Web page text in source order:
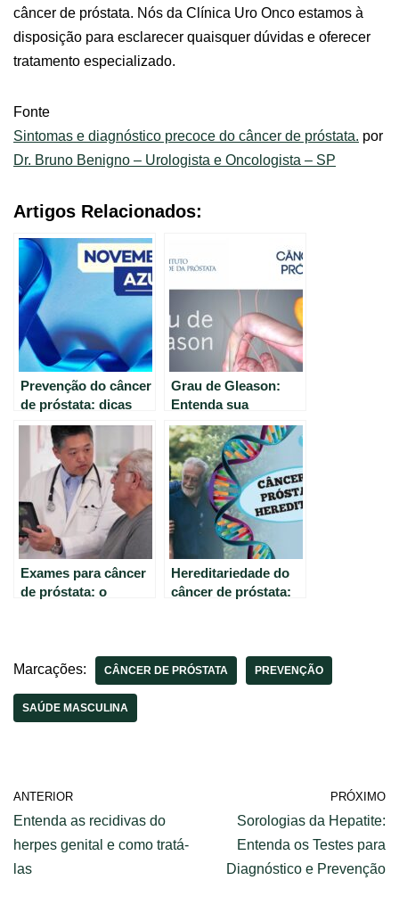
câncer de próstata. Nós da Clínica Uro Onco estamos à
disposição para esclarecer quaisquer dúvidas e oferecer
tratamento especializado.
Fonte
Sintomas e diagnóstico precoce do câncer de próstata. por
Dr. Bruno Benigno – Urologista e Oncologista – SP
Artigos Relacionados:
Prevenção do câncer
de próstata: dicas
úteis para se
proteger
Grau de Gleason:
Entenda sua
importância no
câncer de próstata.
Exames para câncer
de próstata: o
Hereditariedade do
câncer de próstata:
Marcações: CÂNCER DE PRÓSTATA PREVENÇÃO
SAÚDE MASCULINA
ANTERIOR
Entenda as recidivas do
herpes genital e como tratá-
las
PRÓXIMO
Sorologias da Hepatite:
Entenda os Testes para
Diagnóstico e Prevenção